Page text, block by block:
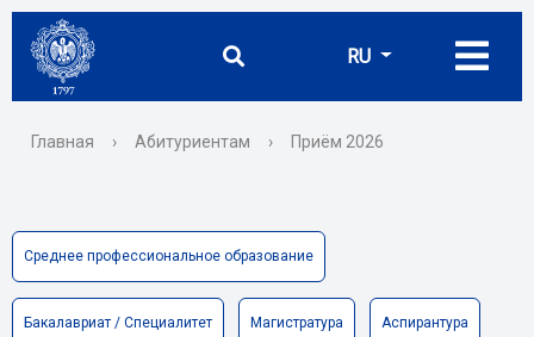
RU
Главная › Абитуриентам › Приём 2026
Среднее профессиональное образование
Бакалавриат / Специалитет Магистратура Аспирантура